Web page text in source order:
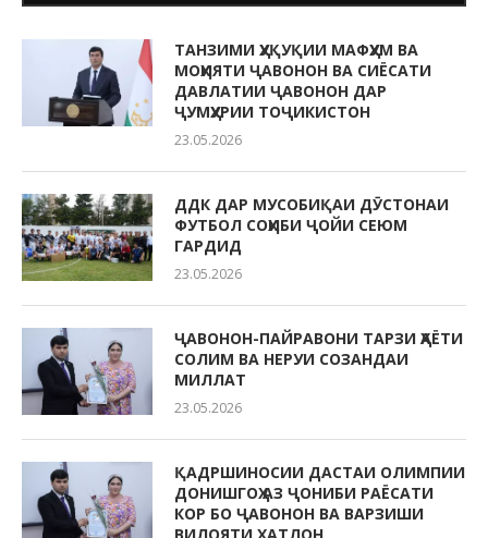
ТАНЗИМИ ҲУҚУҚИИ МАФҲУМ ВА
МОҲИЯТИ ҶАВОНОН ВА СИЁСАТИ
ДАВЛАТИИ ҶАВОНОН ДАР
ҶУМҲУРИИ ТОҶИКИСТОН
23.05.2026
ДДК ДАР МУСОБИҚАИ ДӮСТОНАИ
ФУТБОЛ СОҲИБИ ҶОЙИ СЕЮМ
ГАРДИД
23.05.2026
ҶАВОНОН-ПАЙРАВОНИ ТАРЗИ ҲАЁТИ
СОЛИМ ВА НЕРУИ СОЗАНДАИ
МИЛЛАТ
23.05.2026
ҚАДРШИНОСИИ ДАСТАИ ОЛИМПИИ
ДОНИШГОҲ АЗ ҶОНИБИ РАЁСАТИ
КОР БО ҶАВОНОН ВА ВАРЗИШИ